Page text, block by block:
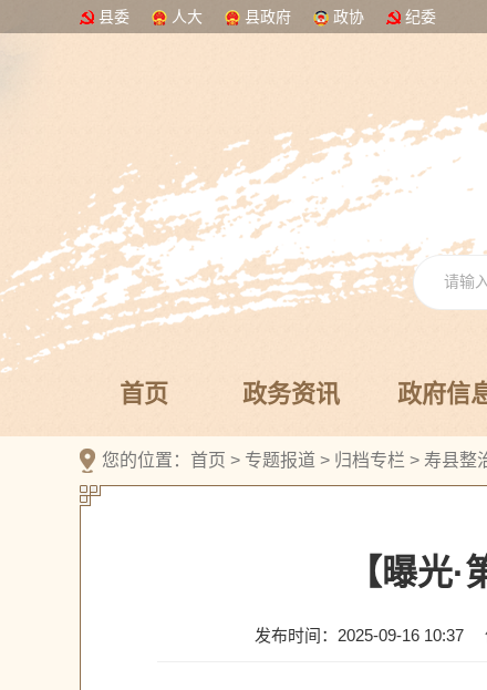
县委 人大 县政府 政协 纪委
首页 政务资讯 政府信
您的位置： 首页 > 专题报道 > 归档专栏 > 寿县整
【曝光
发布时间：2025-09-16 10:37